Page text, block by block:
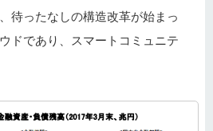
待ったなしの構造改革が始まっ
ドであり、スマートコミュニテ